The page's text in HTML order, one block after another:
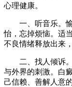
心理健康。
一、听音乐。愉
怡，忘掉烦恼。适
不良情绪释放出来
二、找人倾诉。
与外界的刺激。白
己信赖、善解人意